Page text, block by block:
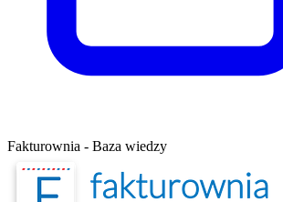
Fakturownia - Baza wiedzy